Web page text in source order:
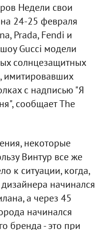
Недели свои
24-25 февраля
Prada, Fendi и
Gucci модели
солнцезащитных
имитировавших
с надписью "Я
сообщает The
некоторые
Винтур все же
к ситуации, когда,
начинался
а через 45
начинался
бренда - это при